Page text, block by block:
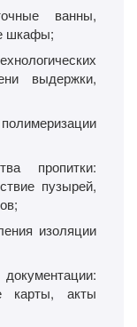
ванны,
шкафы;
выдержки,
пропитки:
пузырей,
изоляции
карты, акты